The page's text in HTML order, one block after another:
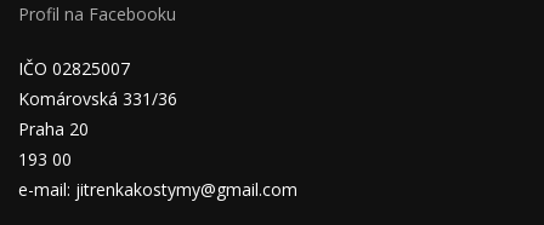
Profil na Facebooku
IČO 02825007
Komárovská 331/36
Praha 20
193 00
e-mail: jitrenkakostymy@gmail.com